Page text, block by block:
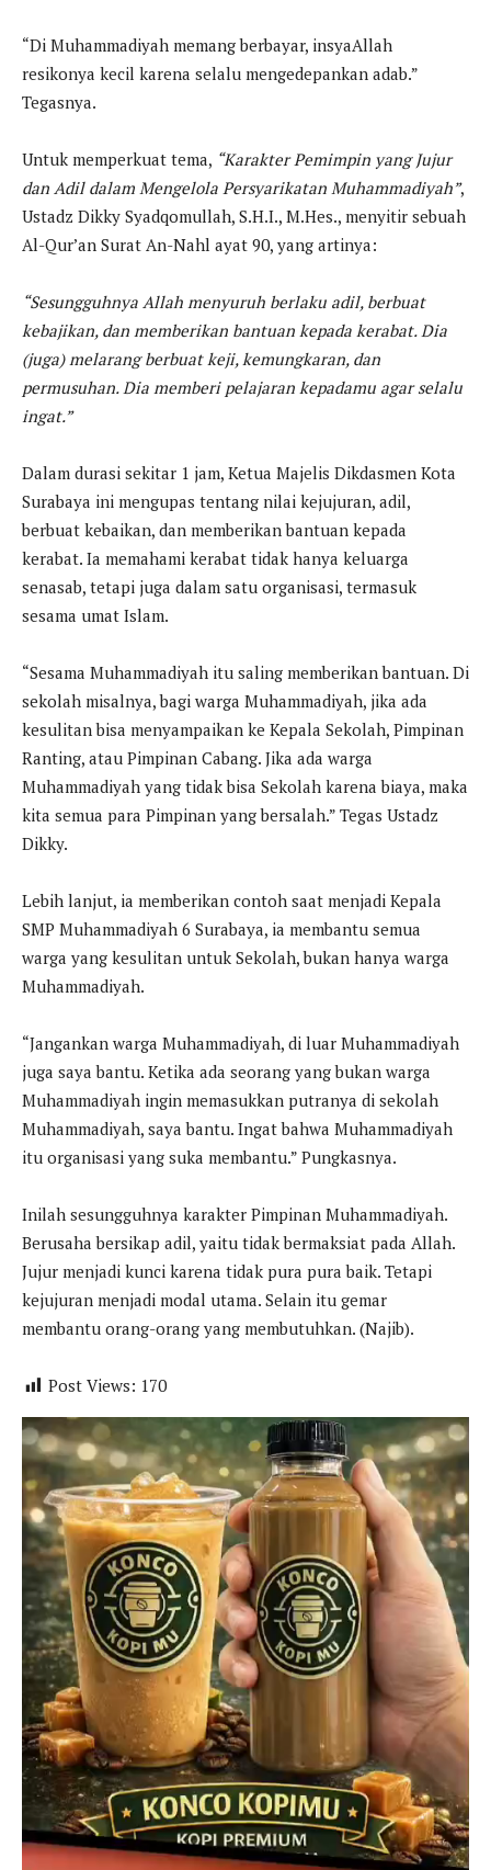
“Di Muhammadiyah memang berbayar, insyaAllah
resikonya kecil karena selalu mengedepankan adab.”
Tegasnya.
Untuk memperkuat tema, “Karakter Pemimpin yang Jujur
dan Adil dalam Mengelola Persyarikatan Muhammadiyah”,
Ustadz Dikky Syadqomullah, S.H.I., M.Hes., menyitir sebuah
Al-Qur’an Surat An-Nahl ayat 90, yang artinya:
“Sesungguhnya Allah menyuruh berlaku adil, berbuat
kebajikan, dan memberikan bantuan kepada kerabat. Dia
(juga) melarang berbuat keji, kemungkaran, dan
permusuhan. Dia memberi pelajaran kepadamu agar selalu
ingat.”
Dalam durasi sekitar 1 jam, Ketua Majelis Dikdasmen Kota
Surabaya ini mengupas tentang nilai kejujuran, adil,
berbuat kebaikan, dan memberikan bantuan kepada
kerabat. Ia memahami kerabat tidak hanya keluarga
senasab, tetapi juga dalam satu organisasi, termasuk
sesama umat Islam.
“Sesama Muhammadiyah itu saling memberikan bantuan. Di
sekolah misalnya, bagi warga Muhammadiyah, jika ada
kesulitan bisa menyampaikan ke Kepala Sekolah, Pimpinan
Ranting, atau Pimpinan Cabang. Jika ada warga
Muhammadiyah yang tidak bisa Sekolah karena biaya, maka
kita semua para Pimpinan yang bersalah.” Tegas Ustadz
Dikky.
Lebih lanjut, ia memberikan contoh saat menjadi Kepala
SMP Muhammadiyah 6 Surabaya, ia membantu semua
warga yang kesulitan untuk Sekolah, bukan hanya warga
Muhammadiyah.
“Jangankan warga Muhammadiyah, di luar Muhammadiyah
juga saya bantu. Ketika ada seorang yang bukan warga
Muhammadiyah ingin memasukkan putranya di sekolah
Muhammadiyah, saya bantu. Ingat bahwa Muhammadiyah
itu organisasi yang suka membantu.” Pungkasnya.
Inilah sesungguhnya karakter Pimpinan Muhammadiyah.
Berusaha bersikap adil, yaitu tidak bermaksiat pada Allah.
Jujur menjadi kunci karena tidak pura pura baik. Tetapi
kejujuran menjadi modal utama. Selain itu gemar
membantu orang-orang yang membutuhkan. (Najib).
Post Views: 170